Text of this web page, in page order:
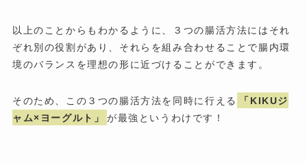
以上のことからもわかるように、３つの腸活方法にはそれ
ぞれ別の役割があり、それらを組み合わせることで腸内環
境のバランスを理想の形に近づけることができます。
そのため、この３つの腸活方法を同時に行える
「KIKUジ
ャム×ヨーグルト」
が最強というわけです！